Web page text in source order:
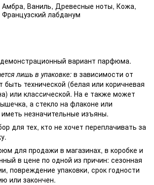
Амбра, Ваниль, Древесные ноты, Кожа,
Французский лабданум
вариант парфюма.
лишь в упаковке: в зависимости от
технической (белая или коричневая
или классической. На е также может
а стекло на флаконе или
незначительные изъяны.
для тех, кто не хочет переплачивать за
для продажи в магазинах, в коробке и
в цене по одной из причин: сезонная
повреждение упаковки, срок годности
или закончен.